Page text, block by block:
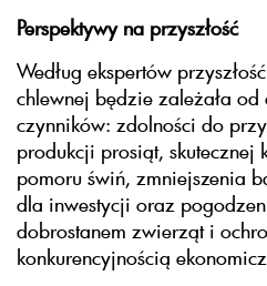
Perspektywy na przyszłość
Według ekspertów
chlewnej będzie zależała od
czynników: zdolności do
produkcji prosiąt, skutecznej
pomoru świń, zmniejszenia
dla inwestycji oraz
dobrostanem zwierząt i
konkurencyjnością